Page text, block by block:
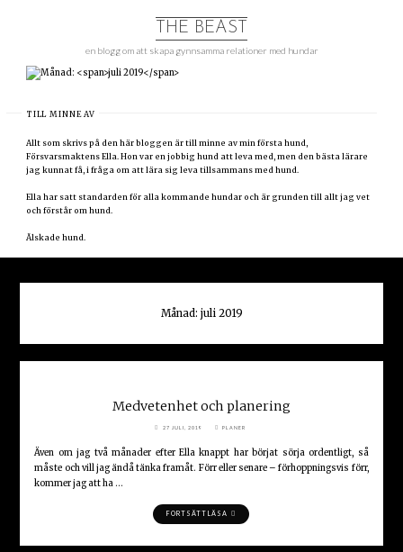
THE BEAST
en blogg om att skapa gynnsamma relationer med hundar
TILL MINNE AV
Allt som skrivs på den här bloggen är till minne av min första hund,
Försvarsmaktens Ella. Hon var en jobbig hund att leva med, men den bästa lärare
jag kunnat få, i fråga om att lära sig leva tillsammans med hund.
Ella har satt standarden för alla kommande hundar och är grunden till allt jag vet
och förstår om hund.
Älskade hund.
Månad: juli 2019
Medvetenhet och planering
27 JULI, 2019 PLANER
Även om jag två månader efter Ella knappt har börjat sörja ordentligt, så
måste och vill jag ändå tänka framåt. Förr eller senare – förhoppningsvis förr,
kommer jag att ha …
FORTSÄTT LÄSA"MEDVETENHET
OCH